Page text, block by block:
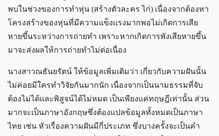
พบในช่วงของการทำหุ่น (สร้างตัวละคร ไก่) เนื่องจากต้องหา
โครงสร้างของหุ่นที่มีความแข็งแรงมากพอไม่เกิดการเสีย
หายขึ้นระหว่างการถ่ายทำ เพราะหากเกิดการพังเสียหายขึ้น
มาจะส่งผลให้การถ่ายทำไม่ต่อเนื่อง
นางสาวณธันยรัตน์ ให้ข้อมูลเพิ่มเติมว่า เกี่ยวกับความฝันนั้น
ไม่ค่อยมีใครทำวิจัยกันมากนัก เนื่องจากเป็นนามธรรมที่จับ
ต้องไม่ได้และพิสูจน์ได้ไม่หมด เป็นเพียงแค่ทฤษฎีเท่านั้น ส่วน
มากจะเป็นภาษาอังกฤษซึ่งต้องแปลข้อมูลทั้งหมดเป็นภาษา
ไทย เช่น หัวเรื่องความฝันมีกี่ประเภท ซึ่งบางครั้งจะเป็นคำ